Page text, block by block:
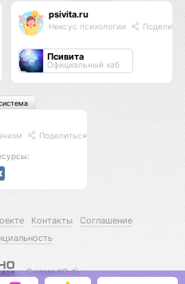
psivita.ru
Нексус психологии
Псивита
Официальный хаб
Поделиться
Контакты
Соглашение
С нами КО 🕉️